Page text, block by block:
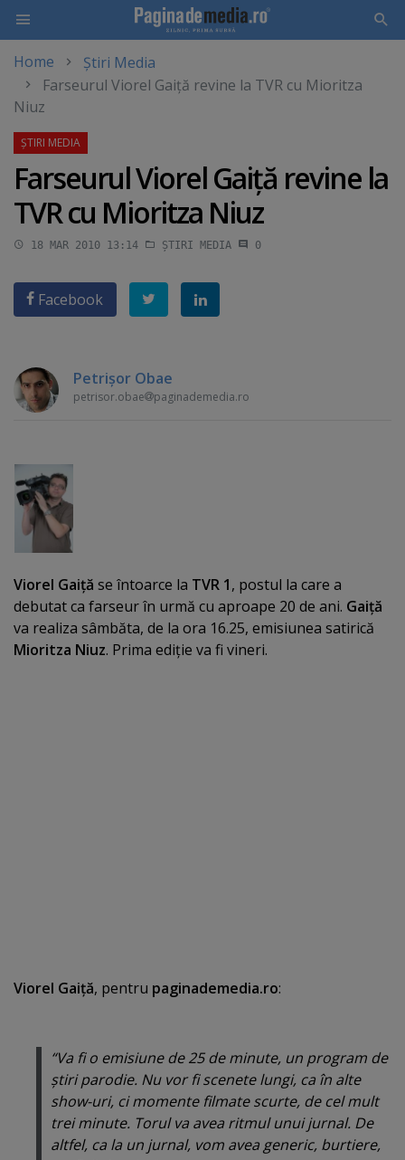
main
content
Home
Știri Media
Farseurul Viorel Gaiţă revine la TVR cu Mioritza
Niuz
Farseurul Viorel Gaiţă revine la
TVR cu Mioritza Niuz
18 MAR 2010 13:14 ȘTIRI MEDIA 0
Facebook
Petrişor Obae
petrisor.obae paginademedia.ro
Viorel Gaiţă se întoarce la TVR 1, postul la care a
debutat ca farseur în urmă cu aproape 20 de ani. Gaiţă
va realiza sâmbăta, de la ora 16.25, emisiunea satirică
Mioritza Niuz. Prima ediţie va fi vineri.
Viorel Gaiţă, pentru paginademedia.ro:
“Va fi o emisiune de 25 de minute, un program de
ştiri parodie. Nu vor fi scenete lungi, ca în alte
show-uri, ci momente filmate scurte, de cel mult
trei minute. Torul va avea ritmul unui jurnal. De
altfel, ca la un jurnal, vom avea generic, burtiere,